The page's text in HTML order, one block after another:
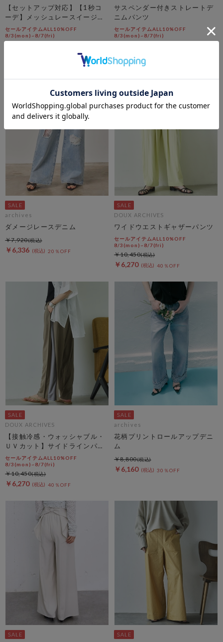
【セットアップ対応】【1秒コ
ーデ】メッシュレースイージー
パンツ
セールアイテムALL10%OFF
8/3(mon)~8/7(fri)
サスペンダー付きストレートデ
ニムパンツ
セールアイテムALL10%OFF
8/3(mon)~8/7(fri)
archives
ダメージレースデニム
￥6,336 20％OFF
￥7,920
DOUX ARCHIVES
ワイドウエストギャザーパンツ
セールアイテムALL10%OFF
8/3(mon)~8/7(fri)
￥6,270 40％OFF
￥10,450
DOUX ARCHIVES
【接触冷感・ウォッシャブル・
ＵＶカット】サイドラインパン
ツ
セールアイテムALL10%OFF
8/3(mon)~8/7(fri)
￥6,270 40％OFF
￥10,450
archives
花柄プリントロールアップデニ
ム
￥6,160 30％OFF
￥8,800